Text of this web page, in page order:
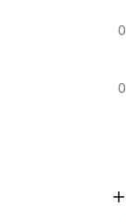
0
0